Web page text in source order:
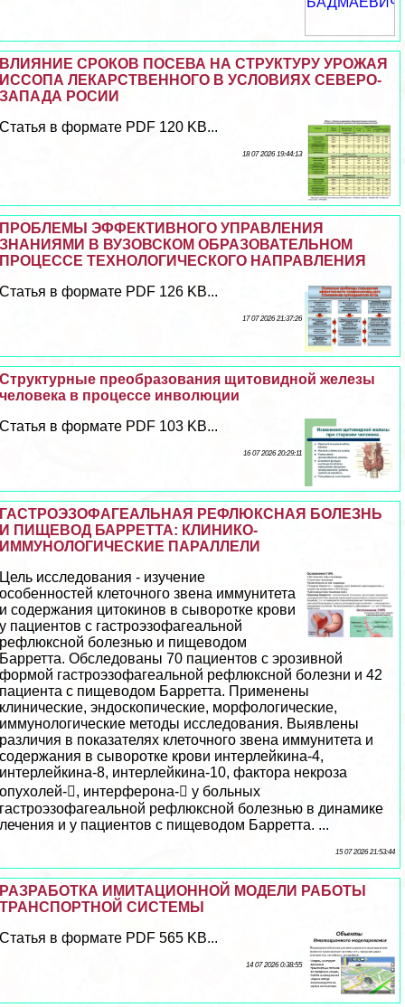
ВЛИЯНИЕ СРОКОВ ПОСЕВА НА СТРУКТУРУ УРОЖАЯ
ИССОПА ЛЕКАРСТВЕННОГО В УСЛОВИЯХ СЕВЕРО-
ЗАПАДА РОСИИ
Статья в формате PDF 120 KB...
18 07 2026 19:44:13
ПРОБЛЕМЫ ЭФФЕКТИВНОГО УПРАВЛЕНИЯ
ЗНАНИЯМИ В ВУЗОВСКОМ ОБРАЗОВАТЕЛЬНОМ
ПРОЦЕССЕ ТЕХНОЛОГИЧЕСКОГО НАПРАВЛЕНИЯ
Статья в формате PDF 126 KB...
17 07 2026 21:37:26
Структурные преобразования щитовидной железы
человека в процессе инволюции
Статья в формате PDF 103 KB...
16 07 2026 20:29:11
ГАСТРОЭЗОФАГЕАЛЬНАЯ РЕФЛЮКСНАЯ БОЛЕЗНЬ
И ПИЩЕВОД БАРРЕТТА: КЛИНИКО-
ИММУНОЛОГИЧЕСКИЕ ПАРАЛЛЕЛИ
Цель исследования - изучение
особенностей клеточного звена иммунитета
и содержания цитокинов в сыворотке крови
у пациентов с гастроэзофагеальной
рефлюксной болезнью и пищеводом
Барретта. Обследованы 70 пациентов с эрозивной
формой гастроэзофагеальной рефлюксной болезни и 42
пациента с пищеводом Барретта. Применены
клинические, эндоскопические, морфологические,
иммунологические методы исследования. Выявлены
различия в показателях клеточного звена иммунитета и
содержания в сыворотке крови интерлейкина-4,
интерлейкина-8, интерлейкина-10, фактора некроза
опухолей-, интерферона- у больных
гастроэзофагеальной рефлюксной болезнью в динамике
лечения и у пациентов с пищеводом Барретта. ...
15 07 2026 21:53:44
РАЗРАБОТКА ИМИТАЦИОННОЙ МОДЕЛИ РАБОТЫ
ТРАНСПОРТНОЙ СИСТЕМЫ
Статья в формате PDF 565 KB...
14 07 2026 0:38:55